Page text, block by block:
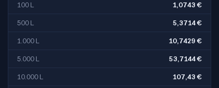
100 L 1,0743 €
500 L 5,3714 €
1.000 L 10,7429 €
5.000 L 53,7144 €
10.000 L 107,43 €